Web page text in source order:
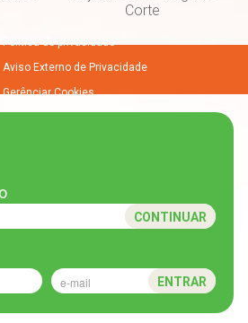
Corte
Aviso Externo de Privacidade
Gerênciar Cookies
CONTINUAR
ENTRAR